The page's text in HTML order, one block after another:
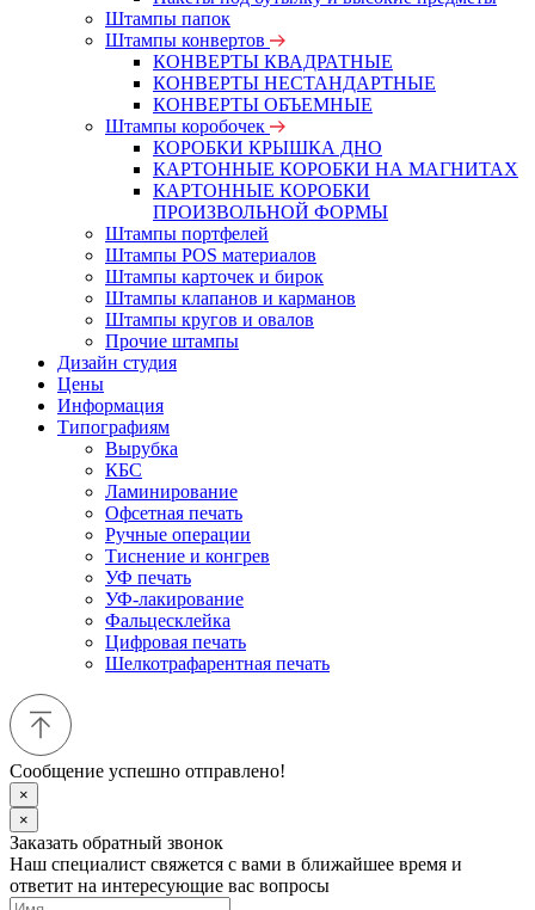
Штампы папок
Штампы конвертов
КОНВЕРТЫ КВАДРАТНЫЕ
КОНВЕРТЫ НЕСТАНДАРТНЫЕ
КОНВЕРТЫ ОБЪЕМНЫЕ
Штампы коробочек
КОРОБКИ КРЫШКА ДНО
КАРТОННЫЕ КОРОБКИ НА МАГНИТАХ
КАРТОННЫЕ КОРОБКИ
ПРОИЗВОЛЬНОЙ ФОРМЫ
Штампы портфелей
Штампы POS материалов
Штампы карточек и бирок
Штампы клапанов и карманов
Штампы кругов и овалов
Прочие штампы
Дизайн студия
Цены
Информация
Типографиям
Вырубка
КБС
Ламинирование
Офсетная печать
Ручные операции
Тиснение и конгрев
УФ печать
УФ-лакирование
Фальцесклейка
Цифровая печать
Шелкотрафарентная печать
Сообщение успешно отправлено!
×
×
Заказать обратный звонок
Наш специалист свяжется с вами в ближайшее время и
ответит на интересующие вас вопросы